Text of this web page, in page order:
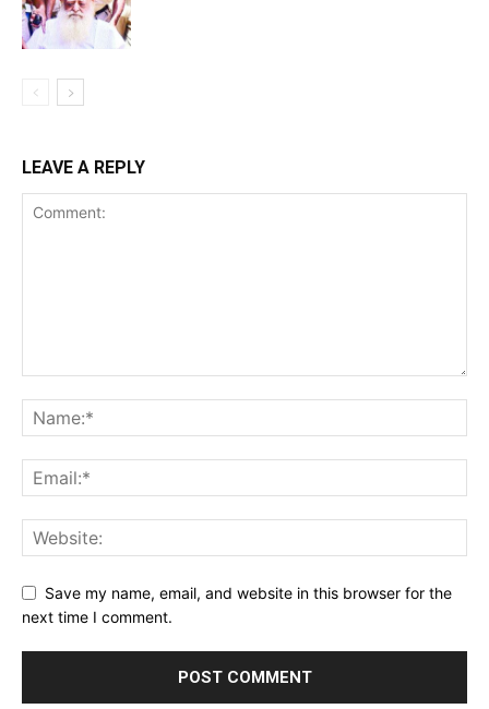
LEAVE A REPLY
Save my name, email, and website in this browser for the
next time I comment.